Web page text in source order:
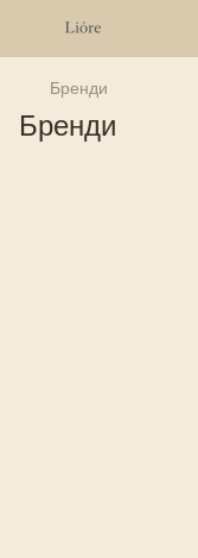
Бренди
Бренди